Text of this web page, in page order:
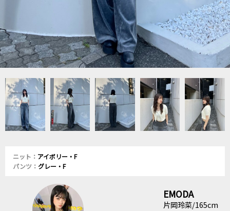
ニット： アイボリー・F
パンツ： グレー・F
EMODA
片岡玲菜/165cm